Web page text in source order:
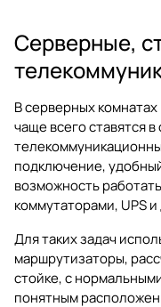
Серверные,
В серверных
чаще всего ставятся в
подключение,
возможность
коммутаторами, UPS
Для таких задач
маршрутизаторы,
стойке, с
понятным